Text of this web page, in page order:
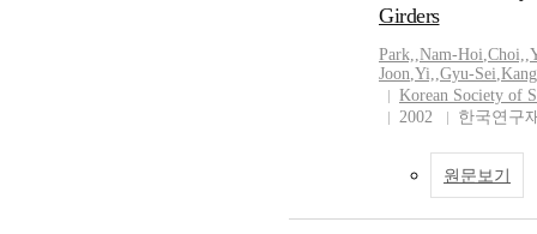
Girders
Park,,Nam-Hoi,Choi,,
Joon,Yi,,Gyu-Sei,
Korean Society of
2002
한국연구
원문보기